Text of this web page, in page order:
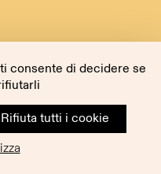
consente di decidere se
Rifiuta tutti i cookie